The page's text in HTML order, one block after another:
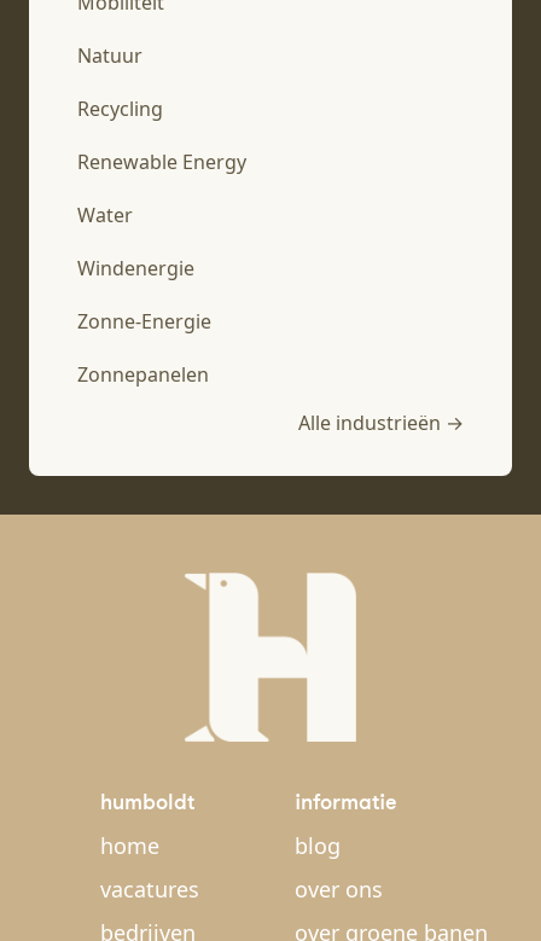
Natuur
Recycling
Renewable Energy
Water
Windenergie
Zonne-Energie
Zonnepanelen
Alle industrieën →
humboldt
home
vacatures
bedrijven
informatie
blog
over ons
over groene banen